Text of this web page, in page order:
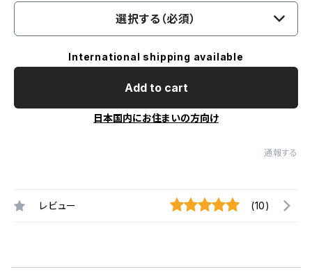
選択する（必須）
International shipping available
Add to cart
日本国内にお住まいの方向け
通報する
レビュー (10)